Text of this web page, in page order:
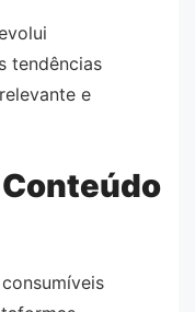
tendências
e